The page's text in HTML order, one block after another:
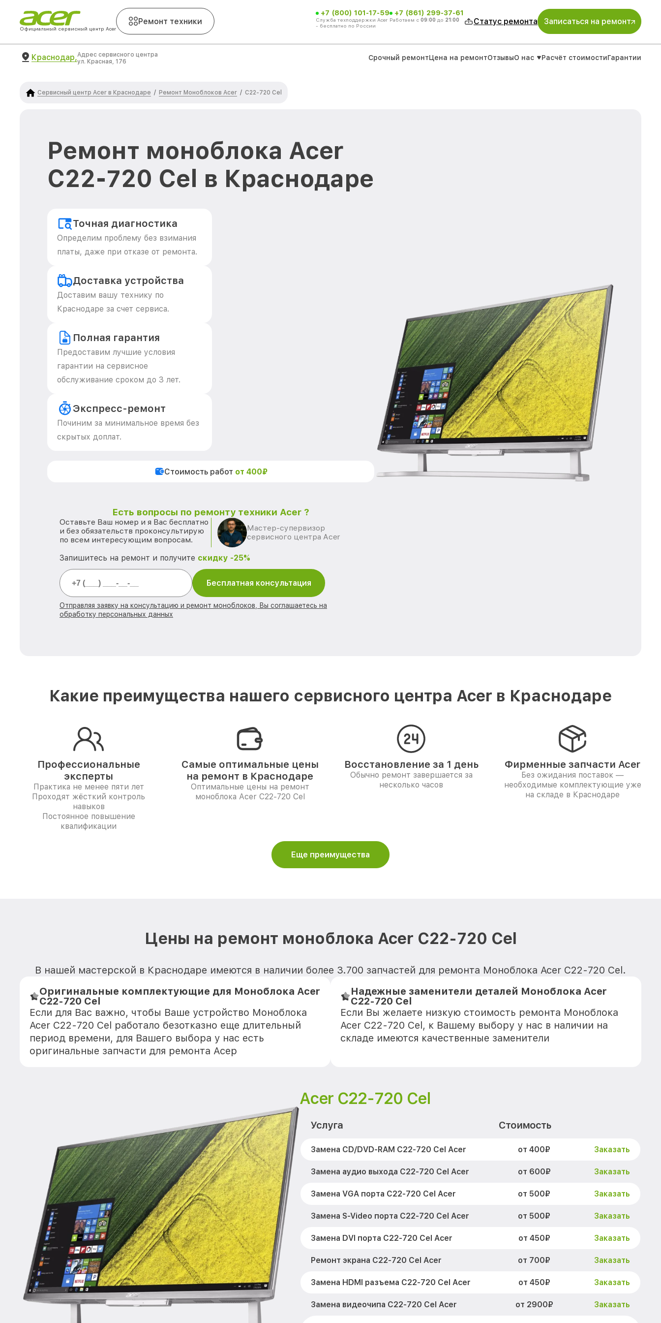
Официальный сервисный центр Acer
Ремонт техники
+7 (800) 101-17-59
Служба техподдержки Acer
- бесплатно по России
+7 (861) 299-37-61
Работаем с 09:00 до 21:00 Статус ремонта Записаться на ремонт
Краснодар,Адрес сервисного центра
ул. Красная, 176
Срочный ремонтЦена на ремонтОтзывыО нас Расчёт стоимостиГарантии
Сервисный центр Acer в Краснодаре / Ремонт Моноблоков Acer / C22-720 Cel
Ремонт моноблока Acer
C22-720 Cel в Краснодаре
Точная диагностика
Определим проблему без взимания
платы, даже при отказе от ремонта.
Доставка устройства
Доставим вашу технику по
Краснодаре за счет сервиса.
Полная гарантия
Предоставим лучшие условия
гарантии на сервисное
обслуживание сроком до 3 лет.
Экспресс-ремонт
Починим за минимальное время без
скрытых доплат.
Стоимость работ от 400₽
Есть вопросы по ремонту техники Acer ?
Оставьте Ваш номер и я Вас бесплатно
и без обязательств проконсультирую
по всем интересующим вопросам.
Мастер-супервизор
сервисного центра Acer
Запишитесь на ремонт и получите скидку -25%
Бесплатная консультация
Отправляя заявку на консультацию и ремонт моноблоков, Вы соглашаетесь на
обработку персональных данных
Какие преимущества нашего сервисного центра Acer в Краснодаре
Профессиональные
эксперты
Практика не менее пяти лет
Проходят жёсткий контроль
навыков
Постоянное повышение
квалификации
Самые оптимальные цены
на ремонт в Краснодаре
Оптимальные цены на ремонт
моноблока Acer C22-720 Cel
Восстановление за 1 день
Обычно ремонт завершается за
несколько часов
Фирменные запчасти Acer
Без ожидания поставок —
необходимые комплектующие уже
на складе в Краснодаре
Еще преимущества
Цены на ремонт моноблока Acer C22-720 Cel
В нашей мастерской в Краснодаре имеются в наличии более 3.700 запчастей для ремонта Моноблока Acer C22-720 Cel.
Оригинальные комплектующие для Моноблока Acer
C22-720 Cel
Если для Вас важно, чтобы Ваше устройство Моноблока
Acer C22-720 Cel работало безотказно еще длительный
период времени, для Вашего выбора у нас есть
оригинальные запчасти для ремонта Асер
Надежные заменители деталей Моноблока Acer
C22-720 Cel
Если Вы желаете низкую стоимость ремонта Моноблока
Acer C22-720 Cel, к Вашему выбору у нас в наличии на
складе имеются качественные заменители
Acer C22-720 Cel
Услуга Стоимость
Замена CD/DVD-RAM C22-720 Cel Acer от 400₽ Заказать
Замена аудио выхода C22-720 Cel Acer от 600₽ Заказать
Замена VGA порта C22-720 Cel Acer от 500₽ Заказать
Замена S-Video порта C22-720 Cel Acer от 500₽ Заказать
Замена DVI порта C22-720 Cel Acer от 450₽ Заказать
Ремонт экрана C22-720 Cel Acer от 700₽ Заказать
Замена HDMI разъема C22-720 Cel Acer от 450₽ Заказать
Замена видеочипа C22-720 Cel Acer от 2900₽ Заказать